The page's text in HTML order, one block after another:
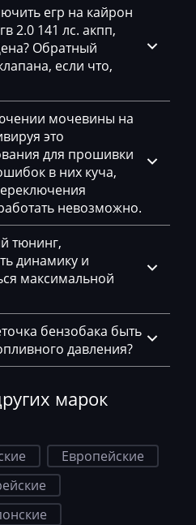
егр на кайрон
2.0 141 лс. акпп,
Обратный
если что,
мочевины на
это
для прошивки
в них куча,
невозможно.
тюнинг,
динамику и
максимальной
бензобака быть
давления?
марок
Европейские